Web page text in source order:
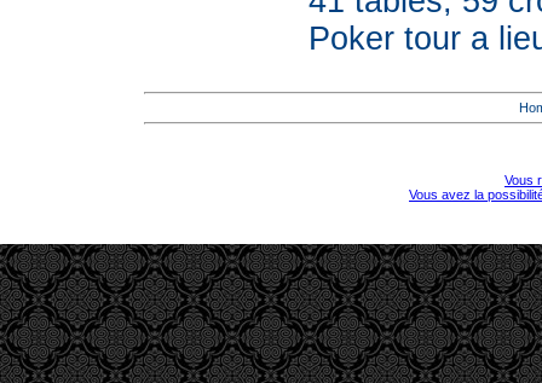
Poker tour a
Vous
Vous avez la